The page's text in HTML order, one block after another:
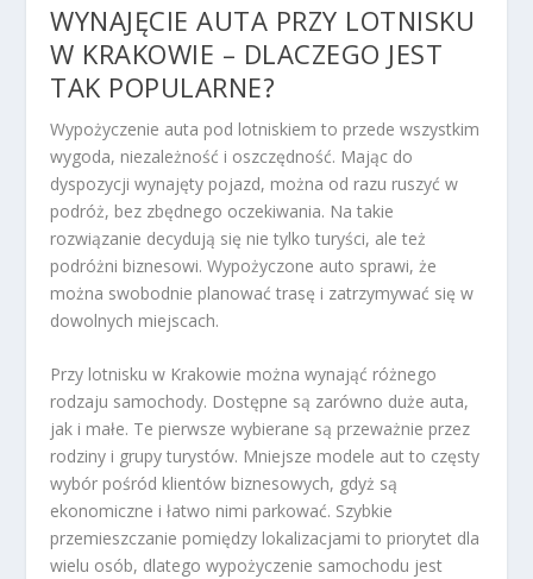
WYNAJĘCIE AUTA PRZY LOTNISKU
W KRAKOWIE – DLACZEGO JEST
TAK POPULARNE?
Wypożyczenie auta pod lotniskiem to przede wszystkim
wygoda, niezależność i oszczędność. Mając do
dyspozycji wynajęty pojazd, można od razu ruszyć w
podróż, bez zbędnego oczekiwania. Na takie
rozwiązanie decydują się nie tylko turyści, ale też
podróżni biznesowi. Wypożyczone auto sprawi, że
można swobodnie planować trasę i zatrzymywać się w
dowolnych miejscach.
Przy lotnisku w Krakowie można wynająć różnego
rodzaju samochody. Dostępne są zarówno duże auta,
jak i małe. Te pierwsze wybierane są przeważnie przez
rodziny i grupy turystów. Mniejsze modele aut to częsty
wybór pośród klientów biznesowych, gdyż są
ekonomiczne i łatwo nimi parkować. Szybkie
przemieszczanie pomiędzy lokalizacjami to priorytet dla
wielu osób, dlatego wypożyczenie samochodu jest